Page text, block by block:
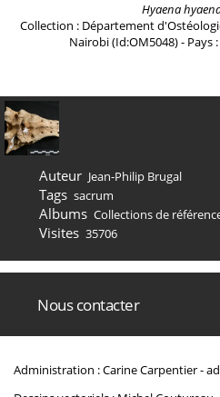
Hyaena
Collection : Département
Nairobi (Id:OM5048) - Pays
Auteur Jean-Philip Brugal
Tags sacrum
Albums Collections de
Visites 35706
Nous contacter
Administration : Carine Carpentier -